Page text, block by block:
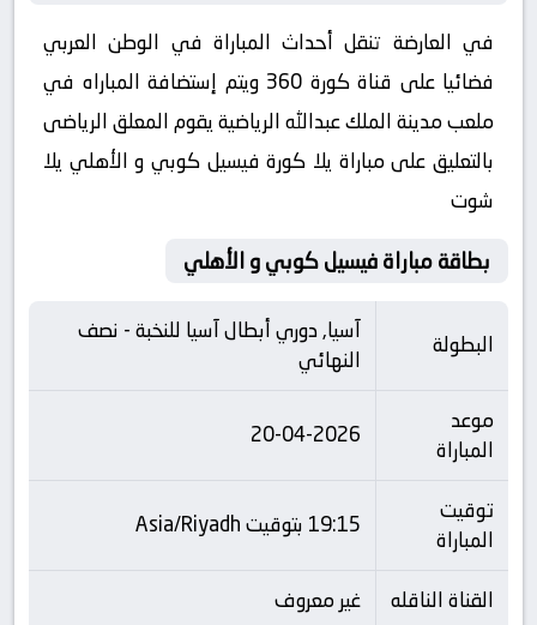
في العارضة تنقل أحداث المباراة في الوطن العربي
فضائيا على قناة كورة 360 ويتم إستضافة المباراه في
ملعب مدينة الملك عبدالله الرياضية يقوم المعلق الرياضى
بالتعليق على مباراة يلا كورة فيسيل كوبي و الأهلي يلا
شوت
بطاقة مباراة فيسيل كوبي و الأهلي
البطولة
آسيا, دوري أبطال آسيا للنخبة - نصف
النهائي
موعد
المباراة
20-04-2026
توقيت
المباراة
19:15 بتوقيت Asia/Riyadh
القناة الناقله غير معروف